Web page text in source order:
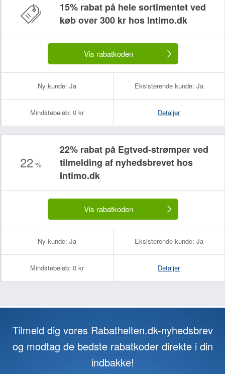
15% rabat på hele sortimentet ved
køb over 300 kr hos Intimo.dk
Vis rabatkoden
Ny kunde: Ja Eksisterende kunde: Ja
Mindstebeløb: 0 kr Detaljer
22 %
22% rabat på Egtved-strømper ved
tilmelding af nyhedsbrevet hos
Intimo.dk
Vis rabatkoden
Ny kunde: Ja Eksisterende kunde: Ja
Mindstebeløb: 0 kr Detaljer
Tilmeld dig vores Rabathelten.dk-nyhedsbrev
og modtag de bedste rabatkoder direkte i din
indbakke!